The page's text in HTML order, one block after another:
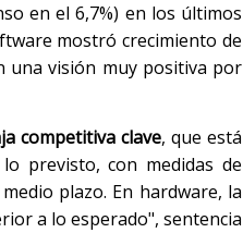
en el 6,7%) en los últimos
mostró crecimiento de
una visión muy positiva por
competitiva clave, que está
previsto, con medidas de
plazo. En hardware, la
a lo esperado", sentencia